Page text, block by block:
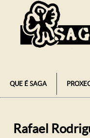
QUE É SAGA
Rafael